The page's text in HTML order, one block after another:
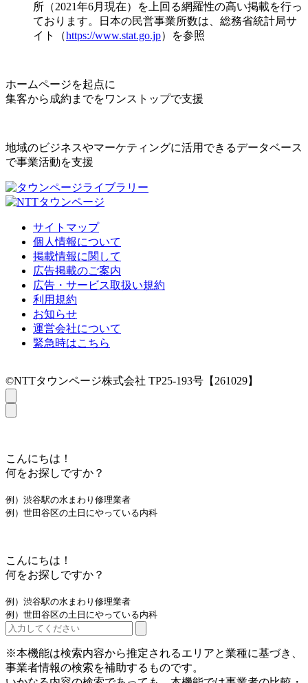
所（2021年6月現在）を上回る網羅性の高い掲載を行っ
ております。日本の民営事業所数は、総務省統計局サ
イト（https://www.stat.go.jp）を参照
ホームページを起点に
集客から成約までをワンストップで支援
地域のビジネスやマーケティングに活用できるデータベース
で事業活動を支援
サイトマップ
個人情報について
掲載情報に関して
広告掲載のご案内
広告・サービス取扱い規約
利用規約
お知らせ
運営会社について
緊急時はこちら
©NTTタウンページ株式会社 TP25-193号【261029】
こんにちは！
何をお探しですか？
例）渋谷駅の水まわり修理業者
例）世田谷区の土日にやっている内科
こんにちは！
何をお探しですか？
例）渋谷駅の水まわり修理業者
例）世田谷区の土日にやっている内科
※本機能は検索内容から推定されるエリアと業種に基づき、
事業者情報の検索を補助するものです。